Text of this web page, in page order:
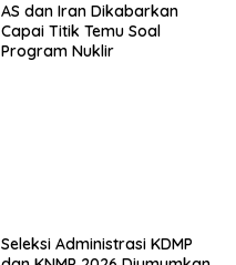
AS dan Iran Dikabarkan
Capai Titik Temu Soal
Program Nuklir
Seleksi Administrasi KDMP